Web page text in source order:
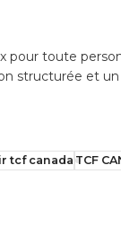
pour toute
structurée et
tcf canada TCF